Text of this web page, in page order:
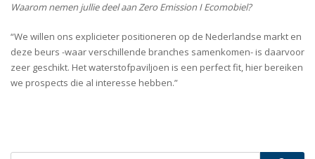
Waarom nemen jullie deel aan Zero Emission I Ecomobiel?
“We willen ons explicieter positioneren op de Nederlandse markt en
deze beurs -waar verschillende branches samenkomen- is daarvoor
zeer geschikt. Het waterstofpaviljoen is een perfect fit, hier bereiken
we prospects die al interesse hebben.”